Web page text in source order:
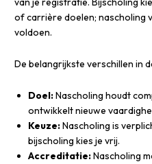
of carrière doelen; nascholing
voldoen.
De belangrijkste verschillen in
Doel:Nascholing houdt
ontwikkelt nieuwe
Keuze:Nascholing is
bijscholing kies je vrij.
Accreditatie:Nascholing